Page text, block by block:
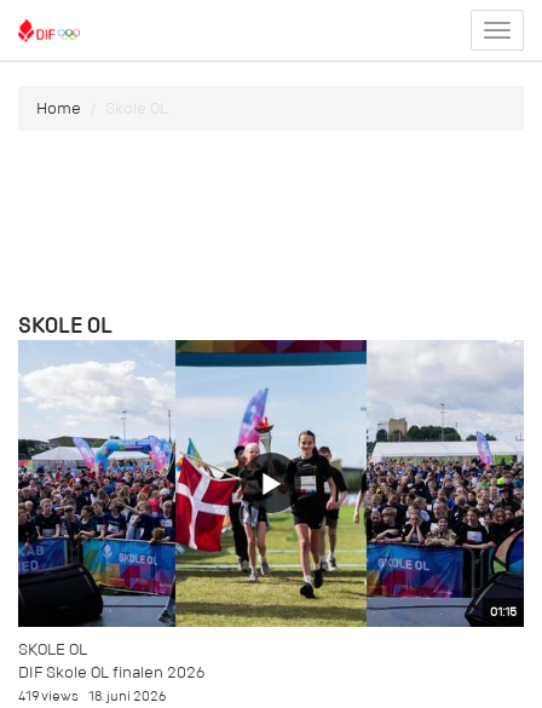
menu
Home Skole OL
SKOLE OL
01:15
SKOLE OL
DIF Skole OL finalen 2026
419 views 18. juni 2026